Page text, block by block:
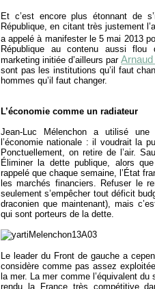
Et c’est encore plus étonnant de
République, en citant très justement
a appelé à manifester le 5 mai 2013
République au contenu aussi flou
marketing initiée d’ailleurs par
sont pas les institutions qu’il faut
hommes qu’il faut changer.
L’économie comme un radiateur
Jean-Luc Mélenchon a utilisé
l’économie nationale : il voudrait la
Ponctuellement, on retire de l’air.
Éliminer la dette publique, alors
rappelé que chaque semaine, l’État
les marchés financiers. Refuser le
seulement s’empêcher tout déficit
draconien que maintenant), mais
qui sont porteurs de la dette.
Le leader du Front de gauche a
considère comme pas assez
la mer. La mer comme l’équivalent
rendu la France très compétitive